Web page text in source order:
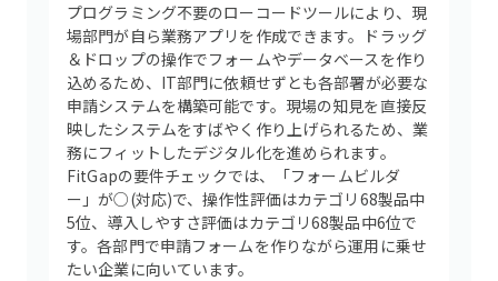
プログラミング不要のローコードツールにより、現
場部門が自ら業務アプリを作成できます。ドラッグ
＆ドロップの操作でフォームやデータベースを作り
込めるため、IT部門に依頼せずとも各部署が必要な
申請システムを構築可能です。現場の知見を直接反
映したシステムをすばやく作り上げられるため、業
務にフィットしたデジタル化を進められます。
FitGapの要件チェックでは、「フォームビルダ
ー」が○(対応)で、操作性評価はカテゴリ68製品中
5位、導入しやすさ評価はカテゴリ68製品中6位で
す。各部門で申請フォームを作りながら運用に乗せ
たい企業に向いています。